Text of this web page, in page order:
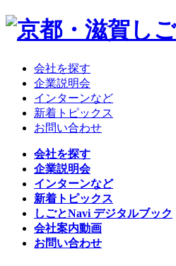
会社を探す
企業説明会
インターンなど
新着トピックス
お問い合わせ
会社を探す
企業説明会
インターンなど
新着トピックス
しごとNavi デジタルブック
会社案内動画
お問い合わせ